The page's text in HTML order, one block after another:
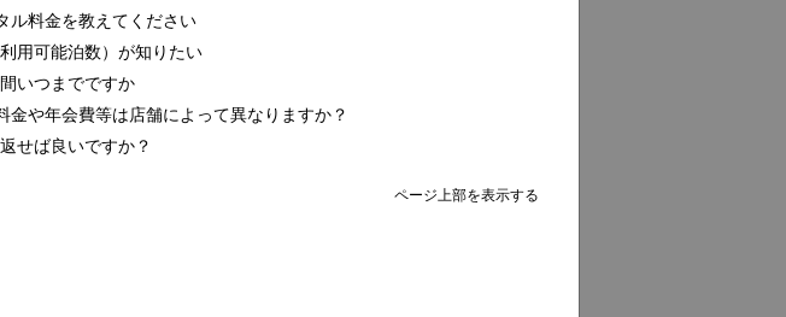
ル料金を教えてください
用可能泊数）が知りたい
いつまでですか
金や年会費等は店舗によって異なりますか？
せば良いですか？
ページ上部を表示する